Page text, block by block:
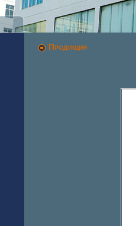
Продукция